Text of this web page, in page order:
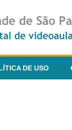
DE USO